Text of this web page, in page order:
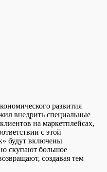
развития
внедрить специальные
на маркетплейсах,
с этой
будут включены
скупают большое
создавая тем